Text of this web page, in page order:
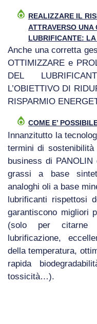
REALIZZARE IL
ATTRAVERSO UNA
LUBRIFICANTE: LA
Anche una corretta
OTTIMIZZARE e
DEL
L’OBIETTIVO DI
RISPARMIO
COME E’
Innanzitutto la
termini di
business di
grassi a base
analoghi oli a base
lubrificanti rispettosi
garantiscono migliori
(solo per citarne
lubrificazione,
della temperatura,
rapida
tossicità…).